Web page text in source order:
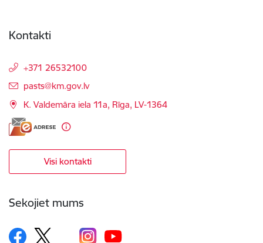
Kontakti
+371 26532100
E-pasts:
pasts@km.gov.lv
K. Valdemāra iela 11a, Rīga, LV-1364
Visi kontakti
Sekojiet mums